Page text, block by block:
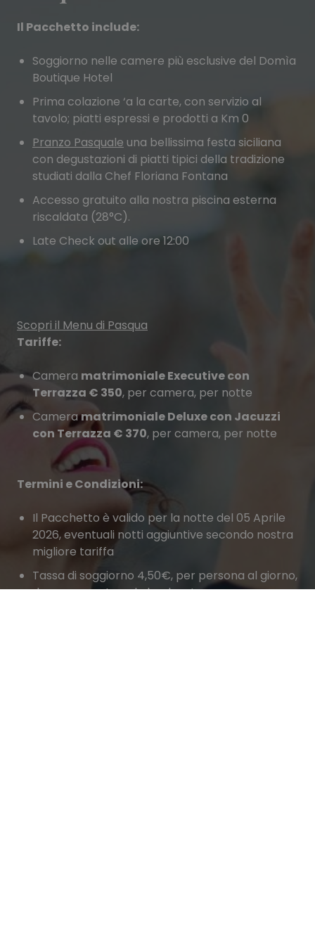
Il Pacchetto include:
Soggiorno nelle camere più esclusive del Domìa
Boutique Hotel
Prima colazione ‘a la carte, con servizio al
tavolo; piatti espressi e prodotti a Km 0
Pranzo Pasquale una bellissima festa siciliana
con degustazioni di piatti tipici della tradizione
studiati dalla Chef Floriana Fontana
Accesso gratuito alla nostra piscina esterna
riscaldata (28°C).
Late Check out alle ore 12:00
Scopri il Menu di Pasqua
Tariffe:
Camera matrimoniale Executive con
Terrazza € 350, per camera, per notte
Cameramatrimoniale Deluxe con Jacuzzi
con Terrazza € 370, per camera, per notte
Termini e Condizioni:
Il Pacchetto è valido per la notte del 05 Aprile
2026, eventuali notti aggiuntive secondo nostra
migliore tariffa
Tassa di soggiorno 4,50€, per persona al giorno,
da pagare extra, al check out